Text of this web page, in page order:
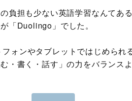
負担も少ない英語学習なんて
「Duolingo」でした。
ォンやタブレットではじめられ
・書く・話す」の力をバランス